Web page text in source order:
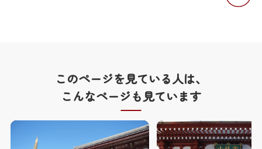
このページを見ている人は、
こんなページも見ています